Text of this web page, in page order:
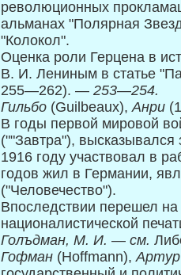
революционных
альма­нах "Полярная
"Колокол".
Оценка роли Герцена в
В. И. Лениным в статье
255—262). — 253—254.
Гильбо (Guilbeaux),Анри
В годы первой миро­вой
(""Завтра"), высказывался
1916 году участвовал в
годов жил в Германии,
("Человечество").
Впоследствии перешел на
националистической
Голъдман, М. И. — см.
Гофман (Hoffmann),